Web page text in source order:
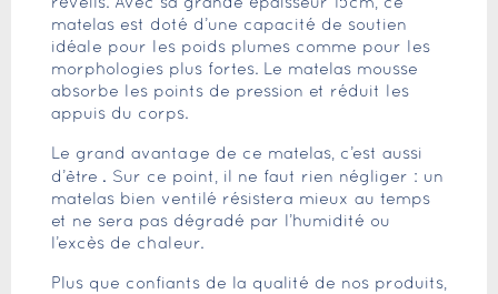
réveils. Avec sa grande épaisseur 15cm, ce
matelas est doté d’une capacité de soutien
idéale pour les poids plumes comme pour les
morphologies plus fortes. Le matelas mousse
absorbe les points de pression et réduit les
appuis du corps.
Le grand avantage de ce matelas, c’est aussi
d’être . Sur ce point, il ne faut rien négliger : un
matelas bien ventilé résistera mieux au temps
et ne sera pas dégradé par l’humidité ou
l’excès de chaleur.
Plus que confiants de la qualité de nos produits,